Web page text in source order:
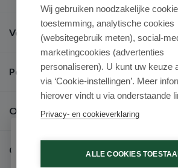
Veel gestelde vragen
Populaire merken
Over ons
Contact
Wij gebruiken noodzakelijke
toestemming, analytische cookies
(websitegebruik meten), social-
marketingcookies (advertenties
personaliseren). U kunt uw keuze
via ‘Cookie-instellingen’. Meer
hierover vindt u via onderstaande
Privacy- en cookieverklaring
ALLE COOKIES
Schrijf je in voor onze
Ontvang als eerste de beste